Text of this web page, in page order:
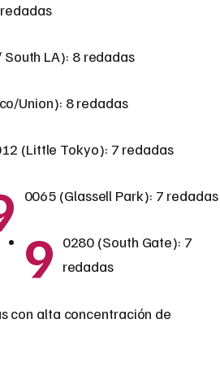
LA): 8 redadas
Union): 8 redadas
(Little Tokyo): 7 redadas
0065 (Glassell Park): 7 redadas
9 0280 (South Gate): 7
redadas
con alta concentración de